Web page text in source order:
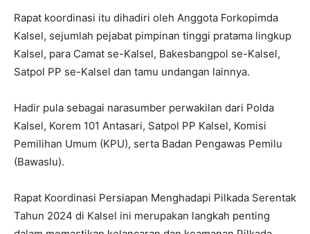
Rapat koordinasi itu dihadiri oleh Anggota Forkopimda
Kalsel, sejumlah pejabat pimpinan tinggi pratama lingkup
Kalsel, para Camat se-Kalsel, Bakesbangpol se-Kalsel,
Satpol PP se-Kalsel dan tamu undangan lainnya.
Hadir pula sebagai narasumber perwakilan dari Polda
Kalsel, Korem 101 Antasari, Satpol PP Kalsel, Komisi
Pemilihan Umum (KPU), serta Badan Pengawas Pemilu
(Bawaslu).
Rapat Koordinasi Persiapan Menghadapi Pilkada Serentak
Tahun 2024 di Kalsel ini merupakan langkah penting